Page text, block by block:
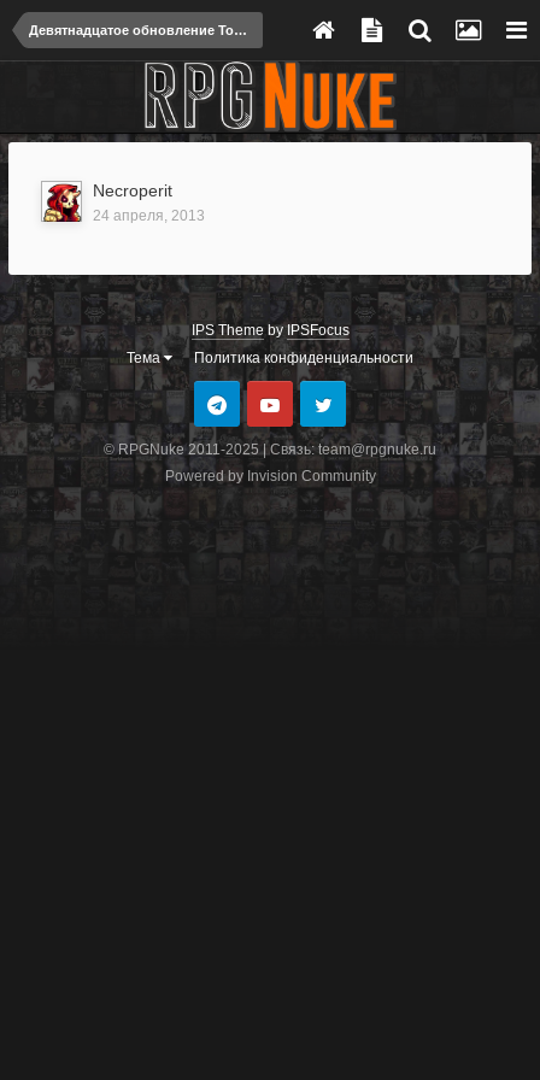
Девятнадцатое обновление Torment: Tides of Numenera
Necroperit
24 апреля, 2013
IPS ThemebyIPSFocus
Тема
Политика конфиденциальности
© RPGNuke 2011-2025 | Связь: team@rpgnuke.ru
Powered by Invision Community